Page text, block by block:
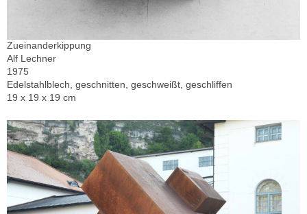
Zueinanderkippung
Alf Lechner
1975
Edelstahlblech, geschnitten, geschweißt, geschliffen
19 x 19 x 19 cm